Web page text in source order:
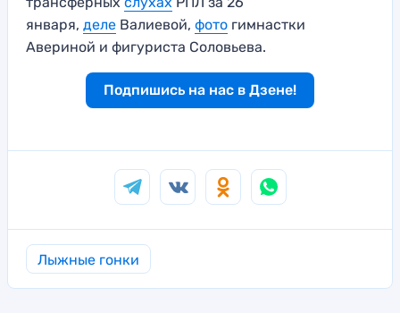
января, деле Валиевой, фото гимнастки
Авериной и фигуриста Соловьева.
Подпишись на нас в Дзене!
Лыжные гонки